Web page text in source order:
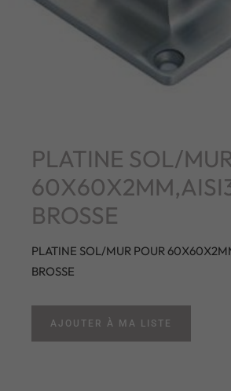
PLATINE SOL/
BROSSE
PLATINE SOL/MUR POUR
BROSSE
AJOUTER À MA LISTE